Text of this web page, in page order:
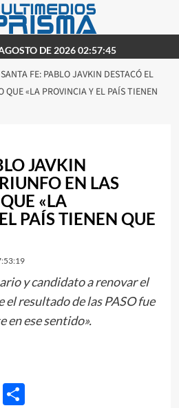
DE 2026 02:57:45
SANTA FE: PABLO JAVKIN DESTACÓ EL
QUE «LA PROVINCIA Y EL PAÍS TIENEN
JAVKIN
EN LAS
«LA
PAÍS TIENEN QUE
y candidato a renovar el
el resultado de las PASO fue
en ese sentido».
Compartir